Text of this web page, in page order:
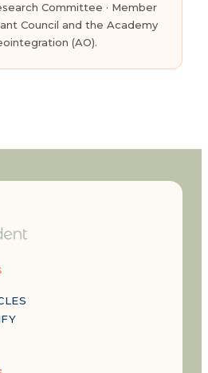
Committee · Member
Council and the Academy
(AO).